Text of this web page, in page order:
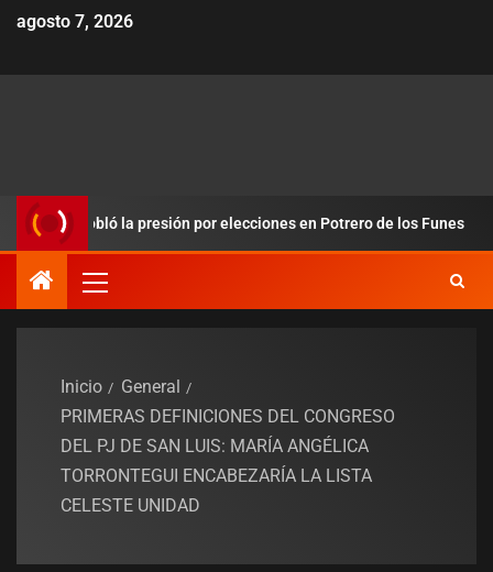
agosto 7, 2026
la presión por elecciones en Potrero de los Funes
Inicio
General
PRIMERAS DEFINICIONES DEL CONGRESO
DEL PJ DE SAN LUIS: MARÍA ANGÉLICA
TORRONTEGUI ENCABEZARÍA LA LISTA
CELESTE UNIDAD